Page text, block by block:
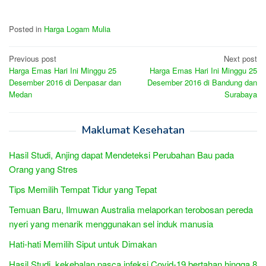
Posted in Harga Logam Mulia
Post
navigation
Previous post
Harga Emas Hari Ini Minggu 25
Desember 2016 di Denpasar dan
Medan
Next post
Harga Emas Hari Ini Minggu 25
Desember 2016 di Bandung dan
Surabaya
Maklumat Kesehatan
Hasil Studi, Anjing dapat Mendeteksi Perubahan Bau pada
Orang yang Stres
Tips Memilih Tempat Tidur yang Tepat
Temuan Baru, Ilmuwan Australia melaporkan terobosan pereda
nyeri yang menarik menggunakan sel induk manusia
Hati-hati Memilih Siput untuk Dimakan